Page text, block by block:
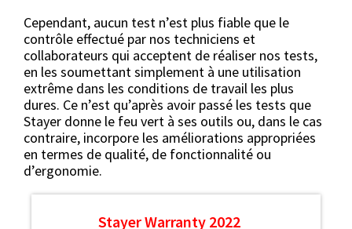
Cependant, aucun test n’est plus fiable que le
contrôle effectué par nos techniciens et
collaborateurs qui acceptent de réaliser nos tests,
en les soumettant simplement à une utilisation
extrême dans les conditions de travail les plus
dures. Ce n’est qu’après avoir passé les tests que
Stayer donne le feu vert à ses outils ou, dans le cas
contraire, incorpore les améliorations appropriées
en termes de qualité, de fonctionnalité ou
d’ergonomie.
Stayer Warranty 2022